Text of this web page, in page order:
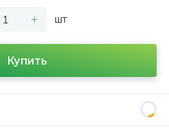
+ шт
Купить